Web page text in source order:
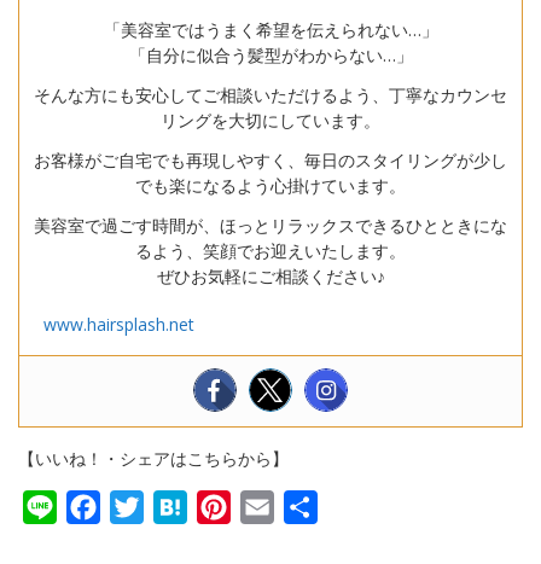
「美容室ではうまく希望を伝えられない…」
「自分に似合う髪型がわからない…」
そんな方にも安心してご相談いただけるよう、丁寧なカウンセ
リングを大切にしています。
お客様がご自宅でも再現しやすく、毎日のスタイリングが少し
でも楽になるよう心掛けています。
美容室で過ごす時間が、ほっとリラックスできるひとときにな
るよう、笑顔でお迎えいたします。
ぜひお気軽にご相談ください♪
www.hairsplash.net
【いいね！・シェアはこちらから】
Line FacebookTwitterHatenaPinterest
Email